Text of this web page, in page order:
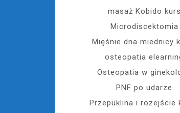
masaż Kobido kurs
Microdiscektomia
Mięśnie dna miednicy
osteopatia
Osteopatia w
PNF po udarze
Przepuklina i rozejście